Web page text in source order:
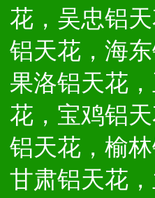
花，吴忠铝
铝天花，海
果洛铝天花
花，宝鸡铝
铝天花，榆
甘肃铝天花